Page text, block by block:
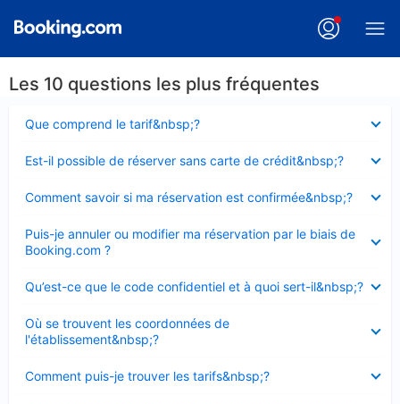
Les 10 questions les plus fréquentes
Que comprend le tarif&nbsp;?
fermé
Est-il possible de réserver sans carte de crédit&nbsp;?
fermé
Comment savoir si ma réservation est confirmée&nbsp;?
fermé
Puis-je annuler ou modifier ma réservation par le biais de
Booking.com ?
fermé
Qu’est-ce que le code confidentiel et à quoi sert-il&nbsp;?
fermé
Où se trouvent les coordonnées de
l'établissement&nbsp;?
fermé
Comment puis-je trouver les tarifs&nbsp;?
fermé